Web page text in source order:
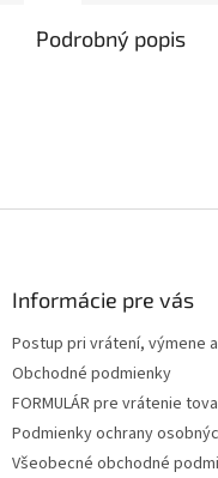
Podrobný popis
Informácie pre vás
Postup pri vrátení, výmene
Obchodné podmienky
FORMULÁR pre vrátenie
Podmienky ochrany
Všeobecné obchodné